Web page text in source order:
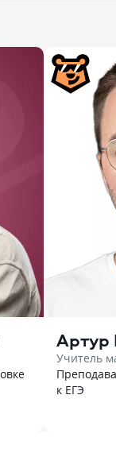
Учитель
к ЕГЭ